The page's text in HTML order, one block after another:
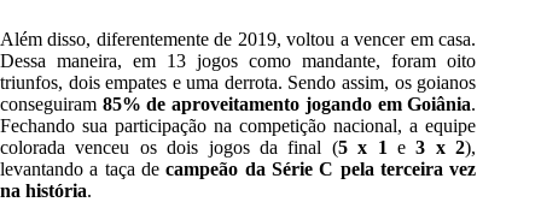
Além disso, diferentemente de 2019, voltou a vencer em casa.
Dessa maneira, em 13 jogos como mandante, foram oito
triunfos, dois empates e uma derrota. Sendo assim, os goianos
conseguiram 85% de aproveitamento jogando em Goiânia.
Fechando sua participação na competição nacional, a equipe
colorada venceu os dois jogos da final (5 x 1 e3 x 2),
levantando a taça decampeão da Série C pela terceira vez
na história.